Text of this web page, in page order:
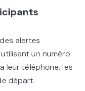
alertes
un numéro
leur téléphone, les
départ.